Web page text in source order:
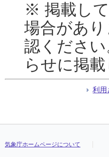
※ 掲載し
場合があ
認くださ
らせに掲載
利用
気象庁ホームページについて